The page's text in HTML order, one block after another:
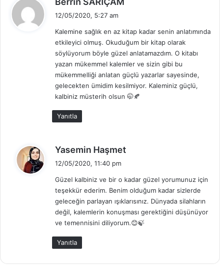
i
k
i
:
12/05/2020, 5:27 am
Kalemine sağlık en az kitap kadar senin anlatımında
etkileyici olmuş. Okuduğum bir kitap olarak
söylüyorum böyle güzel anlatamazdım. O kitabı
yazan mükemmel kalemler ve sizin gibi bu
mükemmelliği anlatan güçlü yazarlar sayesinde,
gelecekten ümidim kesilmiyor. Kaleminiz güçlü,
kalbiniz müsterih olsun 🤭🍂
Yanıtla
Yasemin Haşmet
i
k
i
:
12/05/2020, 11:40 pm
Güzel kalbiniz ve bir o kadar güzel yorumunuz için
teşekkür ederim. Benim olduğum kadar sizlerde
geleceğin parlayan ışıklarısınız. Dünyada silahların
değil, kalemlerin konuşması gerektiğini düşünüyor
ve temennisini diliyorum.😊🍃
Yanıtla